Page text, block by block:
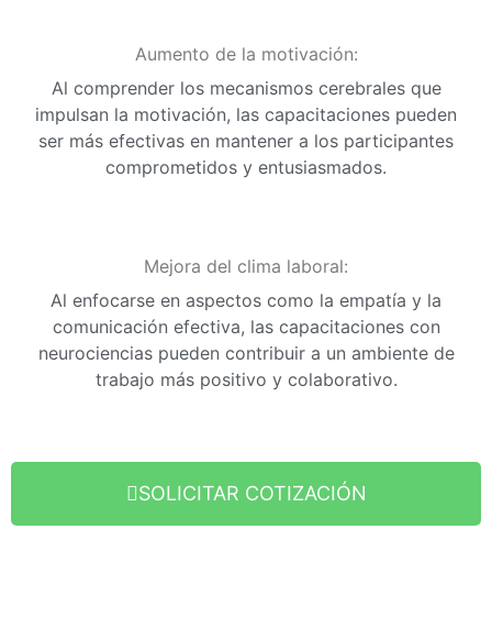
Aumento de la motivación:
Al comprender los mecanismos cerebrales que
impulsan la motivación, las capacitaciones pueden
ser más efectivas en mantener a los participantes
comprometidos y entusiasmados.
Mejora del clima laboral:
Al enfocarse en aspectos como la empatía y la
comunicación efectiva, las capacitaciones con
neurociencias pueden contribuir a un ambiente de
trabajo más positivo y colaborativo.
SOLICITAR COTIZACIÓN